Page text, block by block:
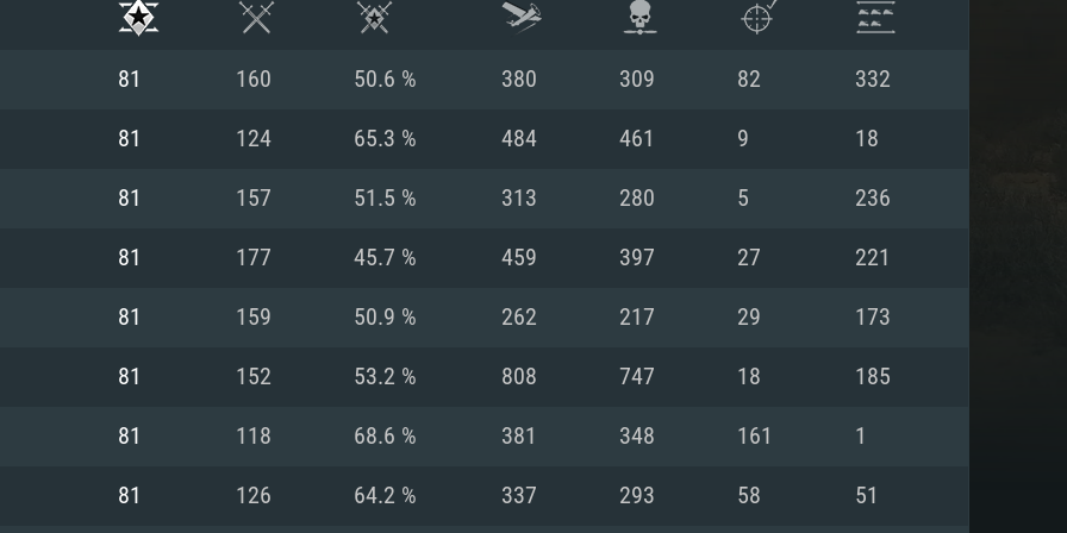
SYSTÈME REQUISE
81 160 50.6 % 380 309 82 332
81 124 65.3 % 484 461 9 18
81 157 51.5 % 313 280 5 236
81 177 45.7 % 459 397 27 221
81 159 50.9 % 262 217 29 173
81 152 53.2 % 808 747 18 185
81 118 68.6 % 381 348 161 1
81 126 64.2 % 337 293 58 51